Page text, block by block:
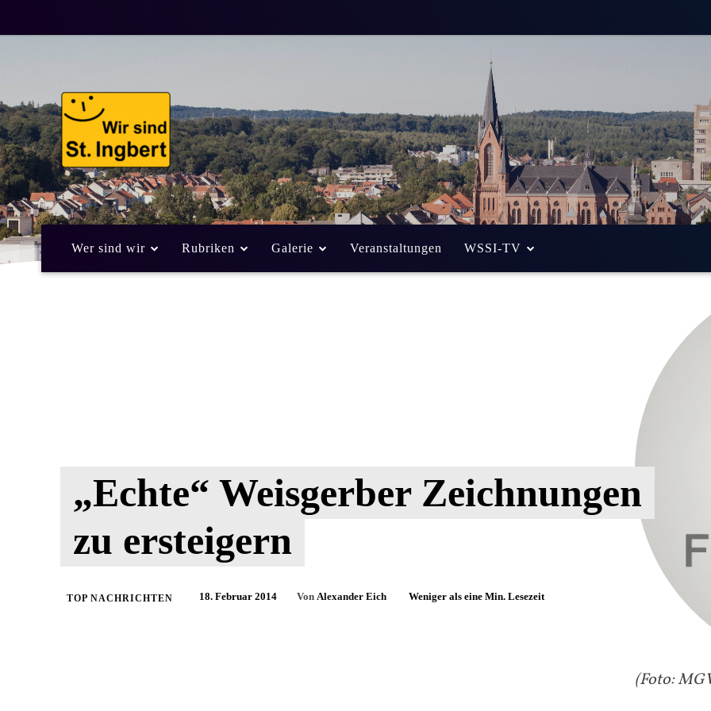
Wer sind wir Rubriken Galerie Veranstaltungen WSSI-TV
(Foto:
„Echte“ Weisgerber Zeichnungen
zu ersteigern
TOP NACHRICHTEN 18. Februar 2014 Von Alexander Eich Weniger als eine Min. Lesezeit